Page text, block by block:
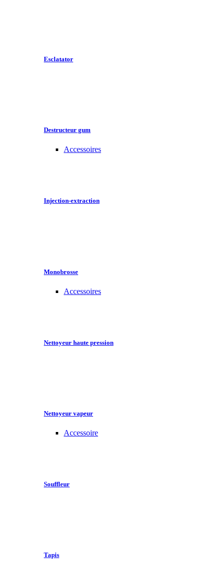
Esclatator
Destructeur gum
Accessoires
Injection-extraction
Monobrosse
Accessoires
Nettoyeur haute pression
Nettoyeur vapeur
Accessoire
Souffleur
Tapis